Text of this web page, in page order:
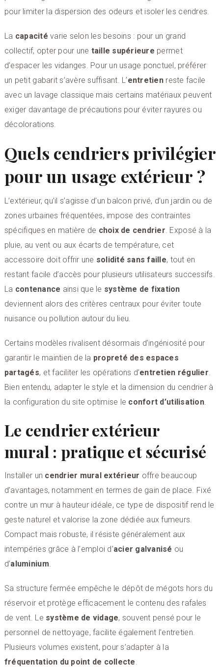
pour limiter la dispersion des odeurs et isoler les cendres.
La capacité varie selon les besoins : pour un grand
collectif, opter pour une taille supérieure permet
d’espacer les vidanges. Pour un usage ponctuel, préférer
un petit gabarit s’avère suffisant. L’entretien reste facile
avec un lavage classique mais certains matériaux peuvent
exiger davantage de précautions pour éviter rayures ou
décolorations.
Quels cendriers privilégier
pour un usage extérieur ?
L’extérieur, qu’il s’agisse d’un balcon privé, d’un jardin ou de
zones urbaines fréquentées, impose des contraintes
spécifiques en matière de choix de cendrier . Exposé à la
pluie, au vent ou aux écarts de température, cet
accessoire doit offrir une solidité sans faille, tout en
restant facile d’accès pour plusieurs utilisateurs successifs.
La contenance ainsi que le système de fixation
deviennent alors des critères centraux pour éviter toute
nuisance ou pollution autour du lieu.
Certains modèles rivalisent désormais d’ingéniosité pour
garantir le maintien de la propreté des espaces
partagés, et faciliter les opérations d’entretien régulier
Bien entendu, adapter le style et la dimension du cendrier à
la configuration du site optimise le confort d’utilisation.
Le cendrier extérieur
mural : pratique et sécurisé
Installer un cendrier mural extérieur offre beaucoup
d’avantages, notamment en termes de gain de place. Fixé
contre un mur à hauteur idéale, ce type de dispositif rend le
geste naturel et valorise la zone dédiée aux fumeurs.
Compact mais robuste, il résiste généralement aux
intempéries grâce à l’emploi d’acier galvanisé ou
d’aluminium
Sa structure fermée empêche le dépôt de mégots hors du
réservoir et protège efficacement le contenu des rafales
de vent. Le système de vidage, souvent pensé pour le
personnel de nettoyage, facilite également l’entretien.
Plusieurs volumes existent, pour s’adapter à la
fréquentation du point de collecte